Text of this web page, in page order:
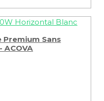
Premium Sans
ACOVA